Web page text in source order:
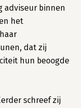
adviseur binnen
het
dat zij
hun beoogde
schreef zij